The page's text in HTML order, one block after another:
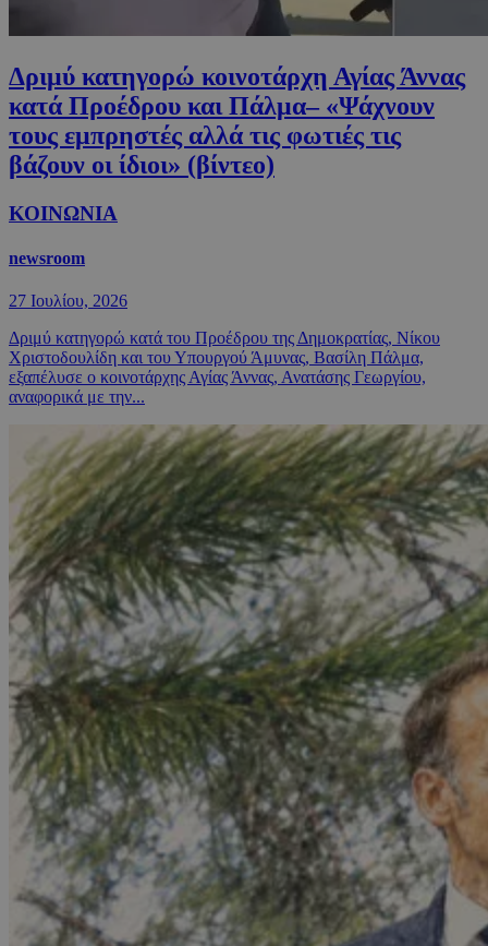
Δριμύ κατηγορώ κοινοτάρχη Αγίας Άννας
κατά Προέδρου και Πάλμα– «Ψάχνουν
τους εμπρηστές αλλά τις φωτιές τις
βάζουν οι ίδιοι» (βίντεο)
ΚΟΙΝΩΝΙΑ
newsroom
27 Ιουλίου, 2026
Δριμύ κατηγορώ κατά του Προέδρου της Δημοκρατίας, Νίκου
Χριστοδουλίδη και του Υπουργού Άμυνας, Βασίλη Πάλμα,
εξαπέλυσε ο κοινοτάρχης Αγίας Άννας, Ανατάσης Γεωργίου,
αναφορικά με την...